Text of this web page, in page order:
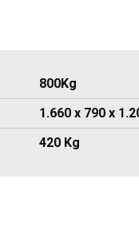
800Kg
1.660 x 790 x
420 Kg